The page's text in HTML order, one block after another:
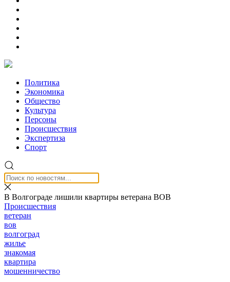
Политика
Экономика
Общество
Культура
Персоны
Происшествия
Экспертиза
Спорт
В Волгограде лишили квартиры ветерана ВОВ
Происшествия
ветеран
вов
волгоград
жилье
знакомая
квартира
мошенничество